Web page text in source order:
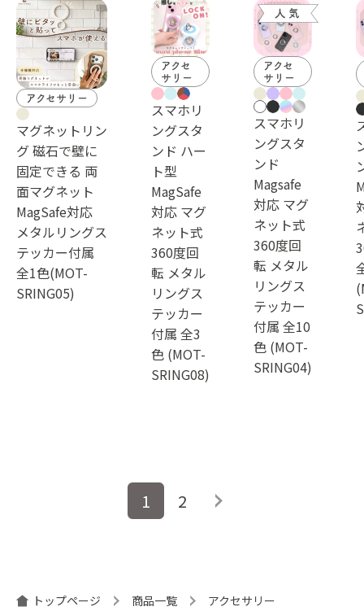
アクセサリー
マグネットリン
グ 磁石で壁に
固定できる 両
面マグネット
MagSafe対応
メタルリングス
テッカー付属
全1色(MOT-
SRING05)
アクセ
サリー
スマホリ
ングスタ
ンド ハー
ト型
MagSafe
対応 マグ
ネット式
360度回
転 メタル
リングス
テッカー
付属 全3
色 (MOT-
SRING08)
アクセ
サリー
スマホリ
ングスタ
ンド
Magsafe
対応 マグ
ネット式
360度回
転 メタル
リングス
テッカー
付属 全10
色 (MOT-
SRING04)
ー
1 2
トップページ 商品一覧 アクセサリー